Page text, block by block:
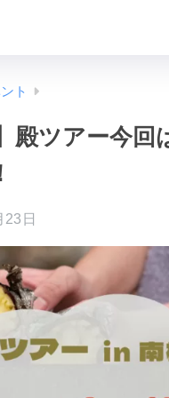
ト
殿ツアー今
23日